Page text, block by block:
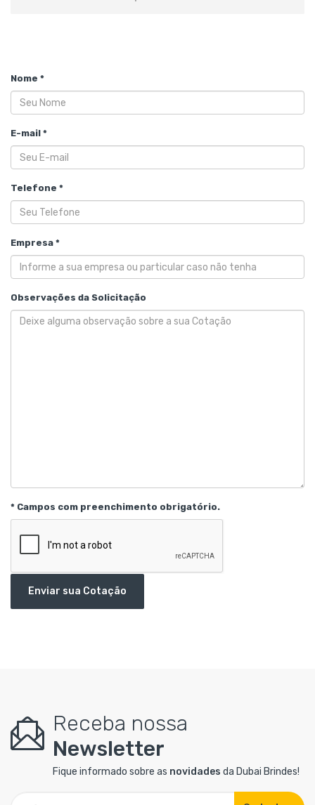
Nome *
E-mail *
Telefone *
Empresa *
Observações da Solicitação
* Campos com preenchimento obrigatório.
Enviar sua Cotação
Receba nossa
Newsletter
Fique informado sobre as novidades da Dubai Brindes!